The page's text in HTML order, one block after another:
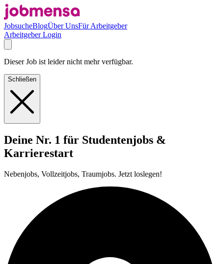
JobsucheBlogÜber UnsFür Arbeitgeber
Arbeitgeber Login
Dieser Job ist leider nicht mehr verfügbar.
Schließen
Deine Nr. 1 für Studentenjobs &
Karrierestart
Nebenjobs, Vollzeitjobs, Traumjobs. Jetzt loslegen!